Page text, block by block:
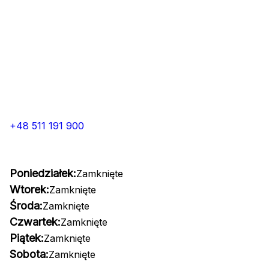
+48 511 191 900
Poniedziałek:Zamknięte
Wtorek:Zamknięte
Środa:Zamknięte
Czwartek:Zamknięte
Piątek:Zamknięte
Sobota:Zamknięte